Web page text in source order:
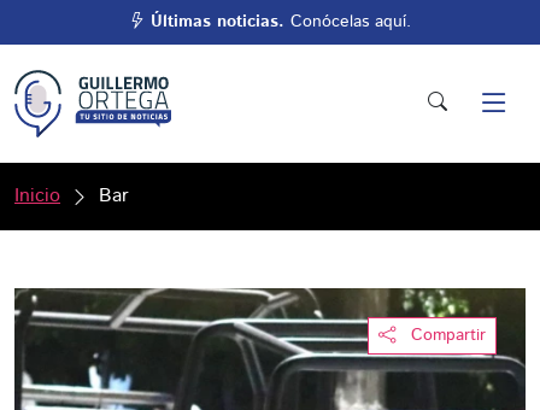
Últimas noticias. Conócelas aquí.
Inicio Bar
Compartir